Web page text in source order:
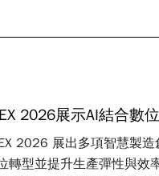
2026展示AI結合數
2026 展出多項智慧製
轉型並提升生產彈性與